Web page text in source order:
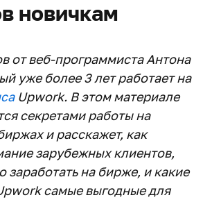
новичкам
от веб-программиста Антона
уже более 3 лет работает на
Upwork. В этом материале
секретами работы на
и расскажет, как
зарубежных клиентов,
заработать на бирже, и какие
самые выгодные для